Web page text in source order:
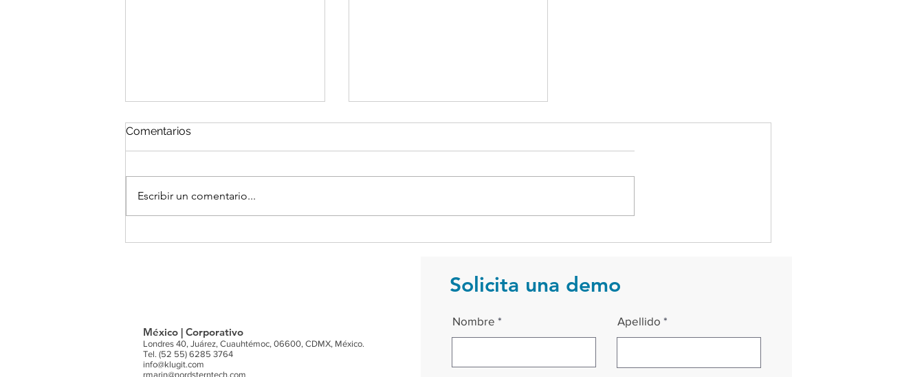
Comentarios
Escribir un comentario...
México | Corporativo
Londres 40, Juárez, Cuauhtémoc, 06600, CDMX, México.
Tel. (52 55) 6285 3764
info@klugit.com
rmarin@nordsterntech.com
Solicita una demo
Nombre Apellido